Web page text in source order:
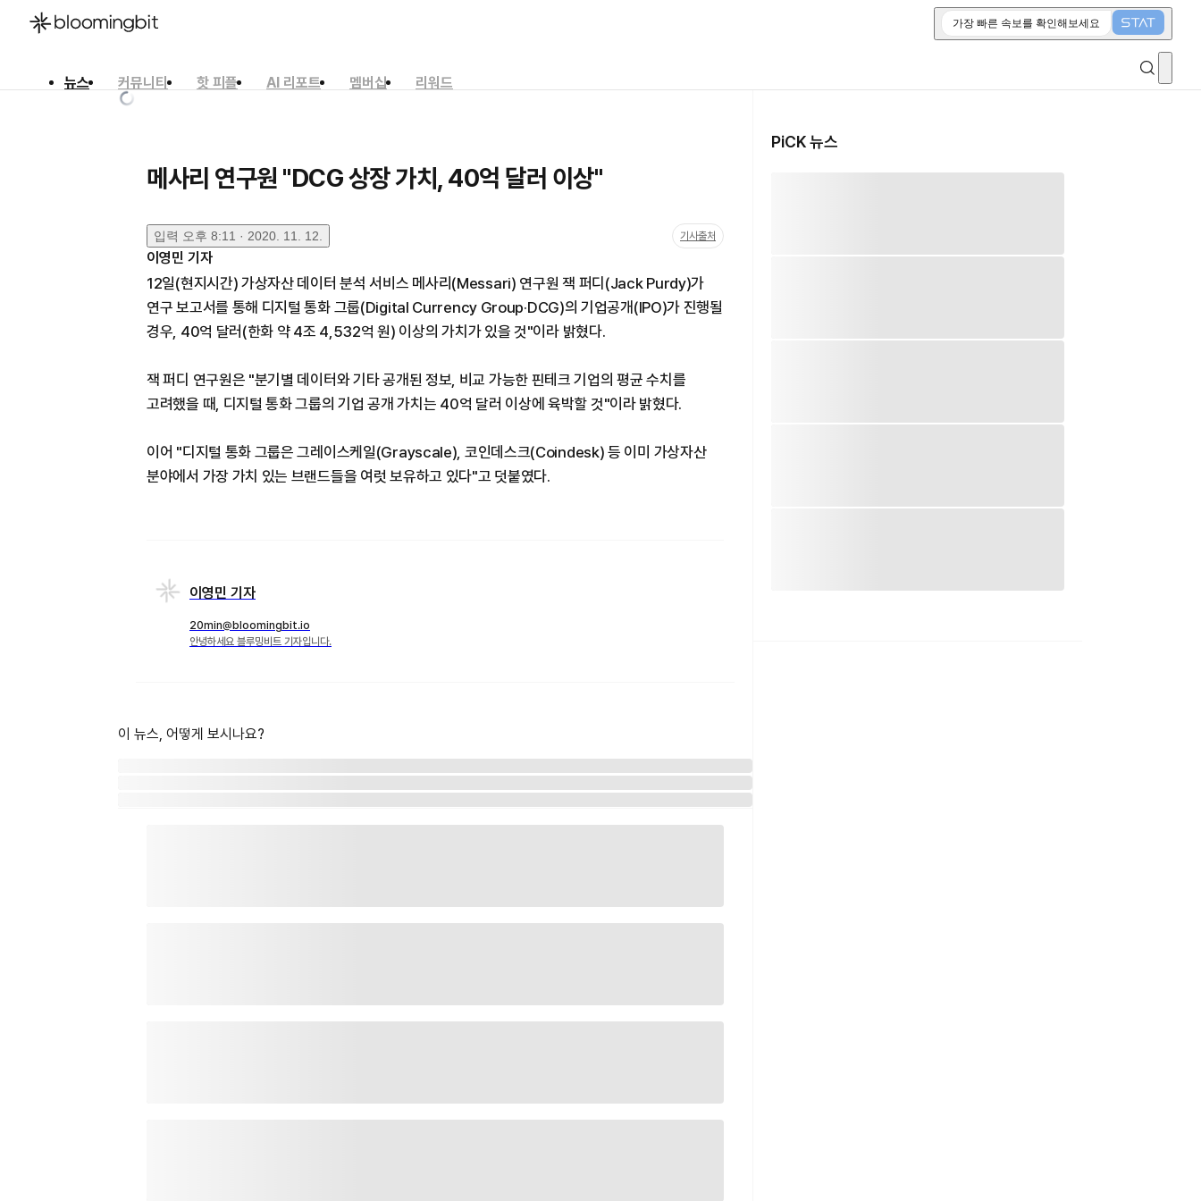
가장 빠른 속보를 확인해보세요
뉴스 커뮤니티 핫 피플 AI 리포트 멤버십
리워드
메사리 연구원 "DCG 상장 가치, 40억 달러 이상"
입력 오후 8:11 · 2020. 11. 12. 기사출처
이영민 기자
12일(현지시간) 가상자산 데이터 분석 서비스 메사리(Messari) 연구원 잭 퍼디(Jack Purdy)가
연구 보고서를 통해 디지털 통화 그룹(Digital Currency Group·DCG)의 기업공개(IPO)가 진행될
경우, 40억 달러(한화 약 4조 4,532억 원) 이상의 가치가 있을 것"이라 밝혔다.
잭 퍼디 연구원은 "분기별 데이터와 기타 공개된 정보, 비교 가능한 핀테크 기업의 평균 수치를
고려했을 때, 디지털 통화 그룹의 기업 공개 가치는 40억 달러 이상에 육박할 것"이라 밝혔다.
이어 "디지털 통화 그룹은 그레이스케일(Grayscale), 코인데스크(Coindesk) 등 이미 가상자산
분야에서 가장 가치 있는 브랜드들을 여럿 보유하고 있다"고 덧붙였다.
이영민 기자
20min@bloomingbit.io
안녕하세요 블루밍비트 기자입니다.
이 뉴스, 어떻게 보시나요?
PiCK 뉴스